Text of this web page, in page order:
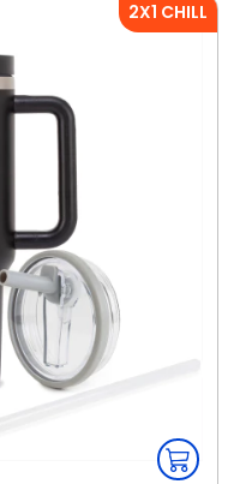
2X1 CHILL